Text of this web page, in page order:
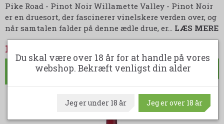
Pike Road - Pinot Noir Willamette Valley - Pinot Noir
er en druesort, der fascinerer vinelskere verden over, og
når samtalen falder på denne ædle drue, er… LÆS MERE
149,00 DKK
LÆG I KURV
Du skal være over 18 år for at handle på vores
webshop. Bekræft venligst din alder
Jeg er under 18 år Jeg er over 18 år